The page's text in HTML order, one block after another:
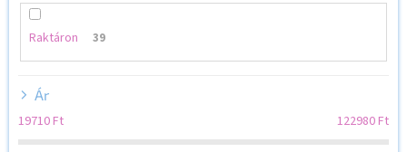
Raktáron 39
Ár
19710Ft 122980Ft